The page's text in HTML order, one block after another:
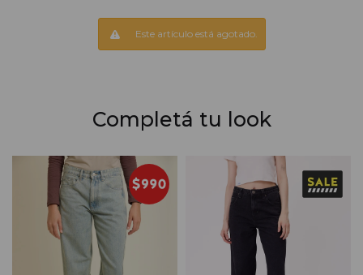
Este artículo está agotado.
Completá tu look